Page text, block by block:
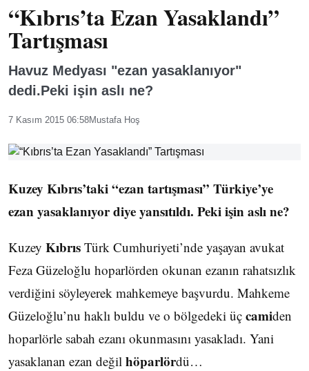
“Kıbrıs’ta Ezan Yasaklandı”
Tartışması
Havuz Medyası "ezan yasaklanıyor"
dedi.Peki işin aslı ne?
7 Kasım 2015 06:58Mustafa Hoş
Kuzey Kıbrıs’taki “ezan tartışması” Türkiye’ye
ezan yasaklanıyor diye yansıtıldı. Peki işin aslı ne?
Kuzey Kıbrıs Türk Cumhuriyeti’nde yaşayan avukat
Feza Güzeloğlu hoparlörden okunan ezanın rahatsızlık
verdiğini söyleyerek mahkemeye başvurdu. Mahkeme
Güzeloğlu’nu haklı buldu ve o bölgedeki üç camiden
hoparlörle sabah ezanı okunmasını yasakladı. Yani
yasaklanan ezan değil höparlördü…